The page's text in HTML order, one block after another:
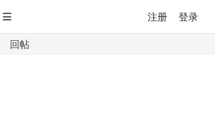
注册 登录
回帖